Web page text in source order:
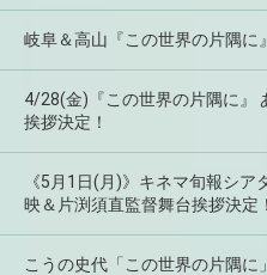
岐阜＆高山『この世界の片隅に
4/28(金)『この世界の片隅に』
挨拶決定！
《5月1日(月)》キネマ旬報シ
映＆片渕須直監督舞台挨拶決定！
こうの史代「この世界の片隅